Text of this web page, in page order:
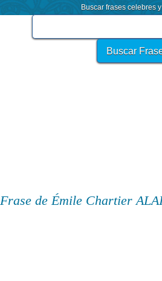
Buscar frases celebres
Frase de Émile Chartier